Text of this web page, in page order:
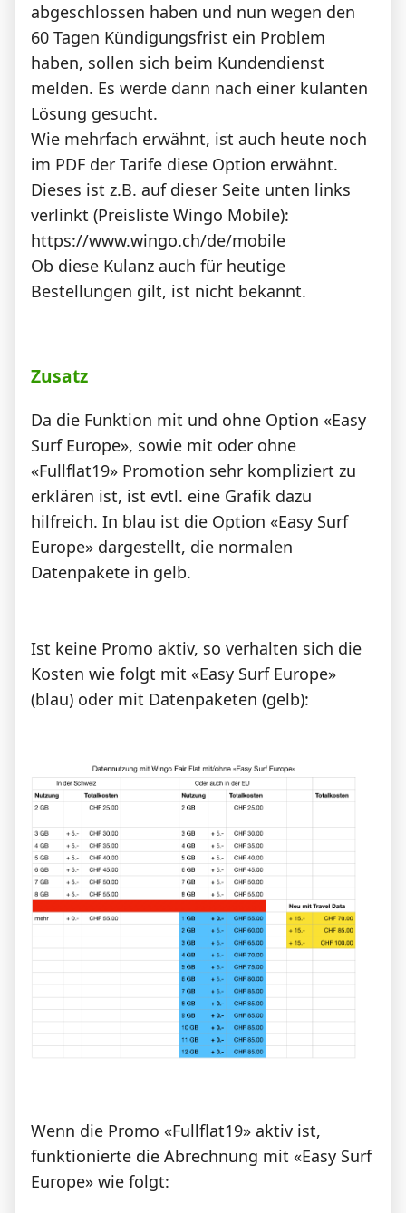
abgeschlossen haben und nun wegen den
60 Tagen Kündigungsfrist ein Problem
haben, sollen sich beim Kundendienst
melden. Es werde dann nach einer kulanten
Lösung gesucht.
Wie mehrfach erwähnt, ist auch heute noch
im PDF der Tarife diese Option erwähnt.
Dieses ist z.B. auf dieser Seite unten links
verlinkt (Preisliste Wingo Mobile):
https://www.wingo.ch/de/mobile
Ob diese Kulanz auch für heutige
Bestellungen gilt, ist nicht bekannt.
Zusatz
Da die Funktion mit und ohne Option «Easy
Surf Europe», sowie mit oder ohne
«Fullflat19» Promotion sehr kompliziert zu
erklären ist, ist evtl. eine Grafik dazu
hilfreich. In blau ist die Option «Easy Surf
Europe» dargestellt, die normalen
Datenpakete in gelb.
Ist keine Promo aktiv, so verhalten sich die
Kosten wie folgt mit «Easy Surf Europe»
(blau) oder mit Datenpaketen (gelb):
Wenn die Promo «Fullflat19» aktiv ist,
funktionierte die Abrechnung mit «Easy Surf
Europe» wie folgt: